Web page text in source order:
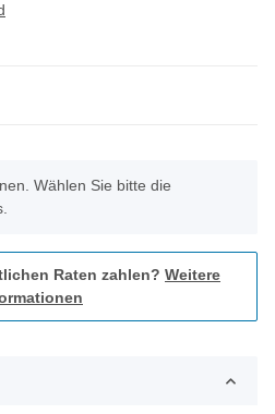
Wählen Sie bitte die
Raten zahlen? Weitere